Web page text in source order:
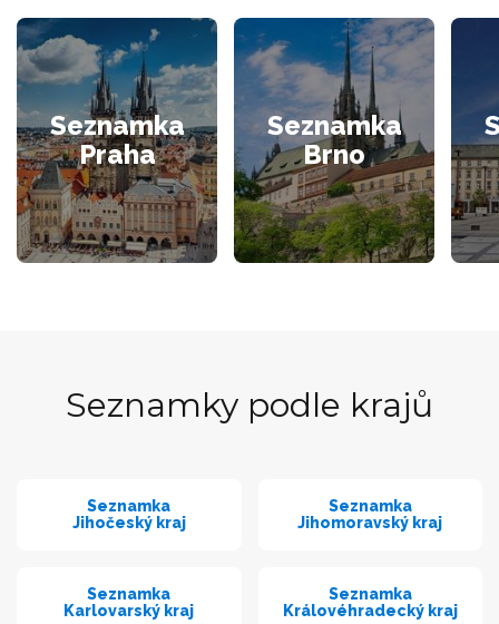
Seznamka
Praha
Seznamka
Brno
Seznamky podle krajů
Seznamka
Jihočeský kraj
Seznamka
Jihomoravský kraj
Seznamka
Karlovarský kraj
Seznamka
Královéhradecký kraj